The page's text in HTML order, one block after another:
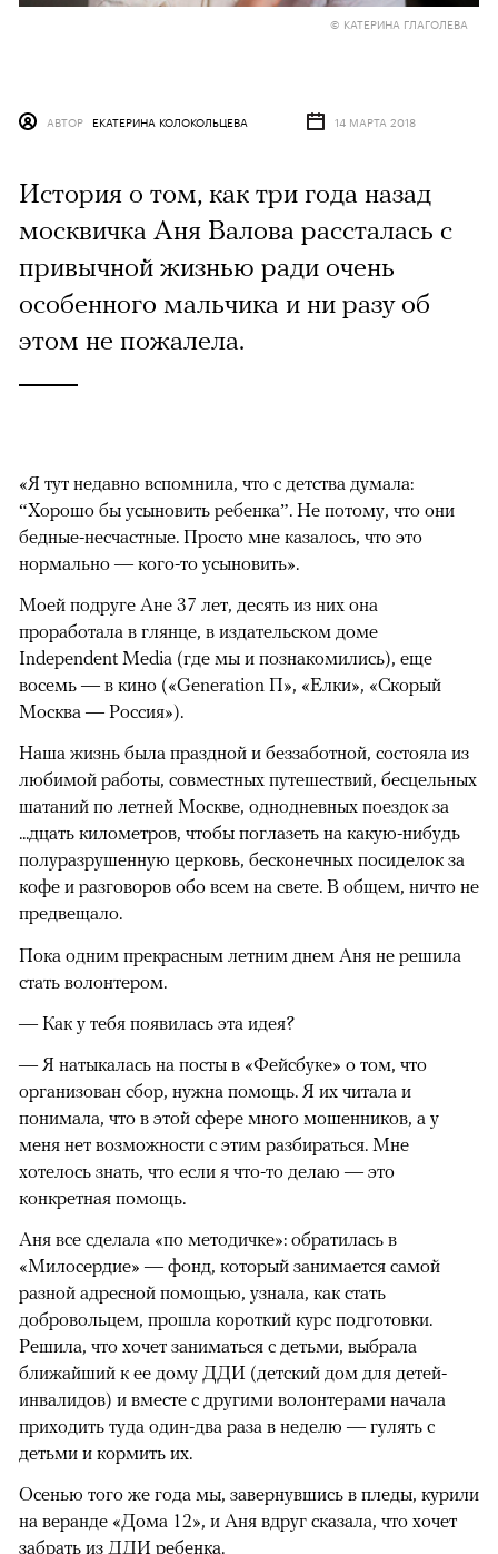
© КАТЕРИНА ГЛАГОЛЕВА
АВТОР ЕКАТЕРИНА КОЛОКОЛЬЦЕВА 14 МАРТА 2018
История о том, как три года назад
москвичка Аня Валова рассталась с
привычной жизнью ради очень
особенного мальчика и ни разу об
этом не пожалела.
«Я тут недавно вспомнила, что с детства думала:
“Хорошо бы усыновить ребенка”. Не потому, что они
бедные-несчастные. Просто мне казалось, что это
нормально — кого-то усыновить».
Моей подруге Ане 37 лет, десять из них она
проработала в глянце, в издательском доме
Independent Media (где мы и познакомились), еще
восемь — в кино («Generation П», «Елки», «Скорый
Москва — Россия»).
Наша жизнь была праздной и беззаботной, состояла из
любимой работы, совместных путешествий, бесцельных
шатаний по летней Москве, однодневных поездок за
...дцать километров, чтобы поглазеть на какую-нибудь
полуразрушенную церковь, бесконечных посиделок за
кофе и разговоров обо всем на свете. В общем, ничто не
предвещало.
Пока одним прекрасным летним днем Аня не решила
стать волонтером.
— Как у тебя появилась эта идея?
— Я натыкалась на посты в «Фейсбуке» о том, что
организован сбор, нужна помощь. Я их читала и
понимала, что в этой сфере много мошенников, а у
меня нет возможности с этим разбираться. Мне
хотелось знать, что если я что-то делаю — это
конкретная помощь.
Аня все сделала «по методичке»: обратилась в
«Милосердие» — фонд, который занимается самой
разной адресной помощью, узнала, как стать
добровольцем, прошла короткий курс подготовки.
Решила, что хочет заниматься с детьми, выбрала
ближайший к ее дому ДДИ (детский дом для детей-
инвалидов) и вместе с другими волонтерами начала
приходить туда один-два раза в неделю — гулять с
детьми и кормить их.
Осенью того же года мы, завернувшись в пледы, курили
на веранде «Дома 12», и Аня вдруг сказала, что хочет
забрать из ДДИ ребенка.